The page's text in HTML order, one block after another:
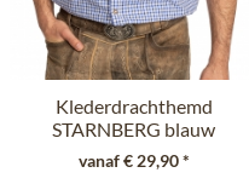
Klederdrachthemd
STARNBERG blauw
(Regular Fit)
vanaf € 29,90 *